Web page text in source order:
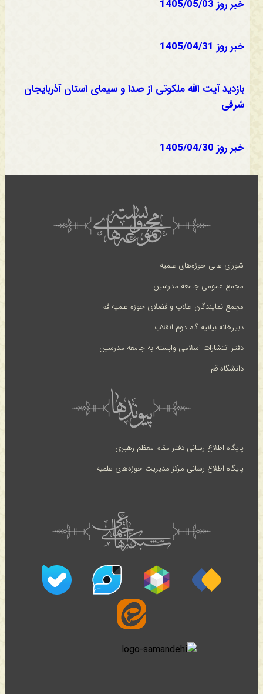
خبر روز 1405/05/03
خبر روز 1405/04/31
بازدید آیت الله ملکوتی از صدا و سیمای استان آذربایجان
شرقی
خبر روز 1405/04/30
شورای عالی حوزه‌های علمیه
مجمع عمومی جامعه مدرسین
مجمع نمایندگان طلاب و فضلای حوزه علمیه قم
دبیرخانه بیانیه گام دوم انقلاب
دفتر انتشارات اسلامی وابسته به جامعه مدرسین
دانشگاه قم
پایگاه اطلاع رسانی دفتر مقام معظم رهبری
پایگاه اطلاع رسانی مرکز مدیریت حوزه‌های علمیه